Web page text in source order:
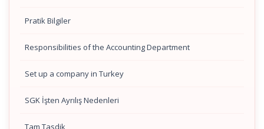
Pratik Bilgiler
Responsibilities of the Accounting Department
Set up a company in Turkey
SGK İşten Ayrılış Nedenleri
Tam Tasdik